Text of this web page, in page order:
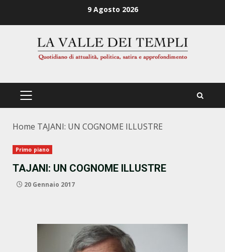
9 Agosto 2026
PRIMÄRES
Home TAJANI: UN COGNOME ILLUSTRE
Primo piano
TAJANI: UN COGNOME ILLUSTRE
20 Gennaio 2017